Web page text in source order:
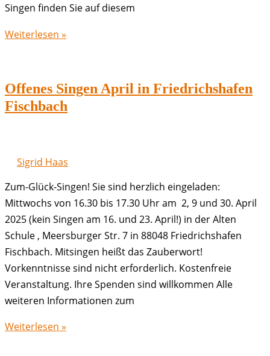
Singen finden Sie auf diesem
Offenes
in
Friedrichshafen
Fischbach
Weiterlesen »
Offenes Singen April in Friedrichshafen
Fischbach
Sigrid Haas
Zum-Glück-Singen! Sie sind herzlich eingeladen:
Mittwochs von 16.30 bis 17.30 Uhr am 2, 9 und 30. April
2025 (kein Singen am 16. und 23. April!) in der Alten
Schule , Meersburger Str. 7 in 88048 Friedrichshafen
Fischbach. Mitsingen heißt das Zauberwort!
Vorkenntnisse sind nicht erforderlich. Kostenfreie
Veranstaltung. Ihre Spenden sind willkommen Alle
weiteren Informationen zum
Offenes
Weiterlesen »